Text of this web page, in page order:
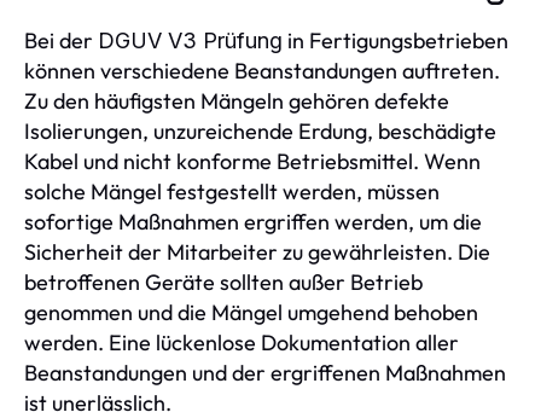
Bei der DGUV V3 Prüfung in Fertigungsbetrieben
können verschiedene Beanstandungen auftreten.
Zu den häufigsten Mängeln gehören defekte
Isolierungen, unzureichende Erdung, beschädigte
Kabel und nicht konforme Betriebsmittel. Wenn
solche Mängel festgestellt werden, müssen
sofortige Maßnahmen ergriffen werden, um die
Sicherheit der Mitarbeiter zu gewährleisten. Die
betroffenen Geräte sollten außer Betrieb
genommen und die Mängel umgehend behoben
werden. Eine lückenlose Dokumentation aller
Beanstandungen und der ergriffenen Maßnahmen
ist unerlässlich.